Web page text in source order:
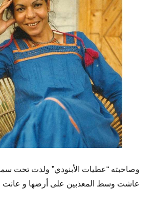
وصاحبته “عطيات الأبنودي” ولدت تحت
عاشت وسط المعذبين على أرضها و عانت